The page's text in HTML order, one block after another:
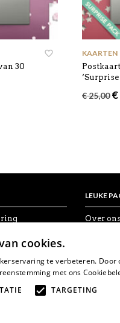
30
KAARTEN
‘Surprise
€25,00 €
LEUKE
Over ons
cookies.
te verbeteren. Door
met ons
TARGETING